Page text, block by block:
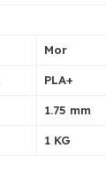
Mor
PLA+
1.75 mm
1 KG